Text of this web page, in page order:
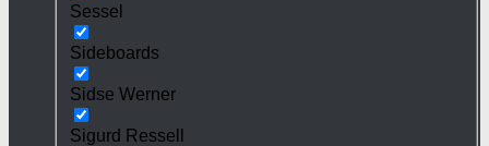
Sessel
Sideboards
Sidse Werner
Sigurd Ressell